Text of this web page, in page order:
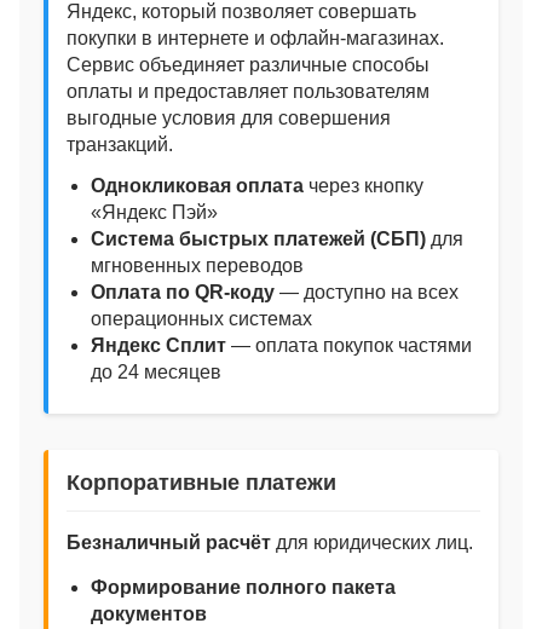
Яндекс, который позволяет совершать
покупки в интернете и офлайн‑магазинах.
Сервис объединяет различные способы
оплаты и предоставляет пользователям
выгодные условия для совершения
транзакций.
Однокликовая оплата через кнопку
«Яндекс Пэй»
Система быстрых платежей (СБП) для
мгновенных переводов
Оплата по QR‑коду — доступно на всех
операционных системах
Яндекс Сплит — оплата покупок частями
до 24 месяцев
Корпоративные платежи
Безналичный расчёт для юридических лиц.
Формирование полного пакета
документов